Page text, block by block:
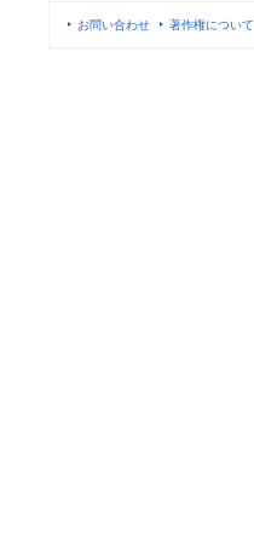
お問い合わせ 著作権について